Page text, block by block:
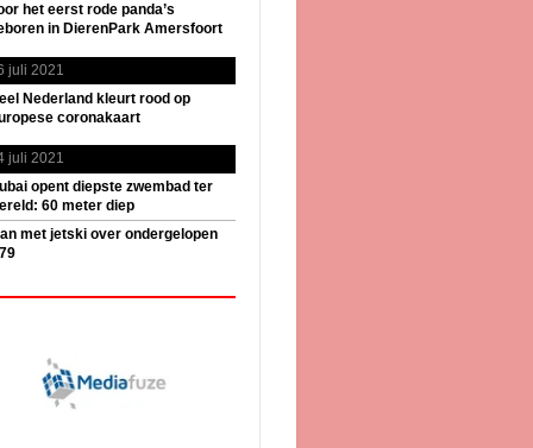
het eerst rode panda’s
in DierenPark Amersfoort
juli 2021
Nederland kleurt rood op
coronakaart
juli 2021
opent diepste zwembad ter
60 meter diep
met jetski over ondergelopen